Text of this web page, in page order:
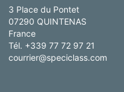
3 Place du Pontet
07290 QUINTENAS
France
Tél. +339 77 72 97 21
courrier@speciclass.com